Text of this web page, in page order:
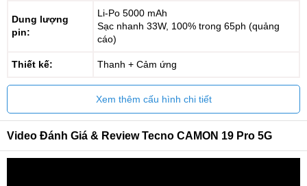
Dung lượng
pin:
Li-Po 5000 mAh
Sạc nhanh 33W, 100% trong 65ph (quảng
cáo)
Thiết kế: Thanh + Cảm ứng
Xem thêm cấu hình chi tiết
Video Đánh Giá & Review Tecno CAMON 19 Pro 5G